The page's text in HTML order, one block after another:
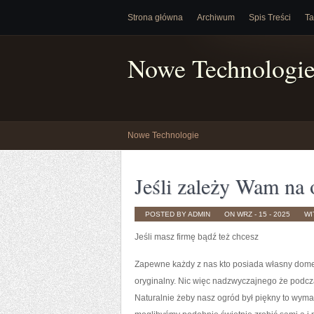
Strona główna Archiwum Spis Treści
Nowe
Nowe Technologie
Jeśli zależy Wam
POSTED BY ADMIN ON WRZ - 15 - 2025
Jeśli masz firmę bądź też chcesz
Zapewne każdy z nas kto posiada własny
oryginalny. Nic więc nadzwyczajnego że
Naturalnie żeby nasz ogród był piękny to